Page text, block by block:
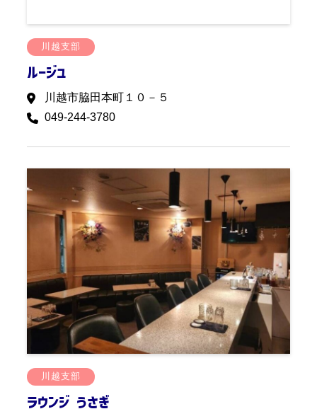
川越支部
ルージュ
川越市脇田本町１０－５
049-244-3780
川越支部
ラウンジ うさぎ